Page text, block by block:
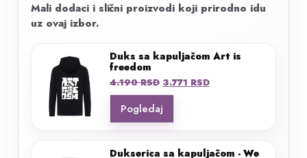
Mali dodaci i slični proizvodi koji prirodno idu
uz ovaj izbor.
Duks sa kapuljačom Art is
freedom
4.190RSD Originalna
cena
je
bila:
3.771 RSDTrenutna
Pogledaj
Dukserica sa kapuljačom - We